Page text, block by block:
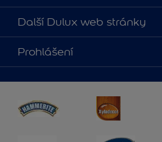
O nás
Kontaktujte nás
Najít obchod
Další Dulux web stránky
duluxmalir.cz
duluxmaliar.sk
duluxprodejnabarev.cz
duluxpredajnafarieb.sk
Prohlášení